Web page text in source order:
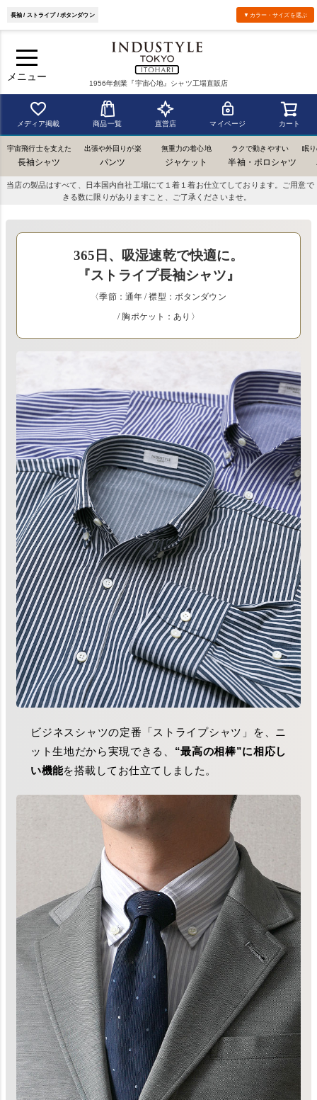
メニュー
1956年創業『宇宙心地』シャツ工場直販店
メディア掲載 商品一覧 直営店 マイページ カート
宇宙飛行士を支えた
長袖シャツ
出張や外回りが楽
パンツ
無重力の着心地
ジャケット
ラクで動きやすい
半袖・ポロシャツ
眠
当店の製品はすべて、日本国内自社工場にて１着１着お仕立てしております。ご用意で
きる数に限りがありますこと、ご了承くださいませ。
長袖 / ストライプ / ボタンダウン ▼カラー・サイズを選ぶ
365日、吸湿速乾で快適に。
『ストライプ長袖シャツ』
〈季節：通年 / 襟型：ボタンダウン
/ 胸ポケット：あり〉
ビジネスシャツの定番「ストライプシャツ」を、ニ
ット生地だから実現できる、 “最高の相棒”に相応し
い機能を搭載してお仕立てしました。